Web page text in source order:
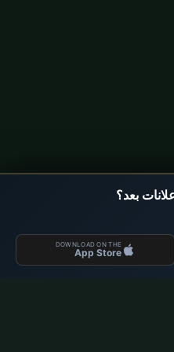
بعد؟
DOWNLOAD ON THE
App Store